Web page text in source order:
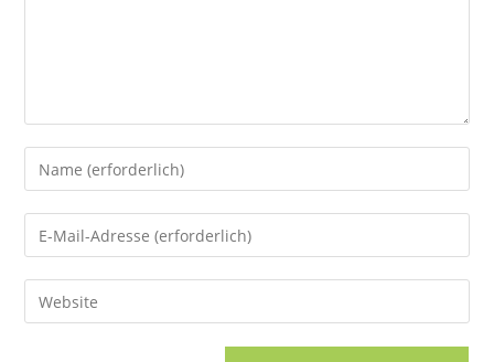
Gib
deinen
Namen
oder
zum
Kommentieren
Gib
deine
E-
Mail-
Gib
deine